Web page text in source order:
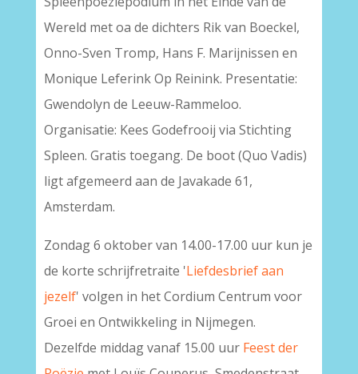
Wereld met oa de dichters Rik van Boeckel,
Onno-Sven Tromp, Hans F. Marijnissen en
Monique Leferink Op Reinink. Presentatie:
Gwendolyn de Leeuw-Rammeloo.
Organisatie: Kees Godefrooij via Stichting
Spleen. Gratis toegang. De boot (Quo Vadis)
ligt afgemeerd aan de Javakade 61,
Amsterdam.
Zondag 6 oktober van 14.00-17.00 uur kun je
de korte schrijfretraite 'Liefdesbrief aan
jezelf' volgen in het Cordium Centrum voor
Groei en Ontwikkeling in Nijmegen.
Dezelfde middag vanaf 15.00 uur Feest der